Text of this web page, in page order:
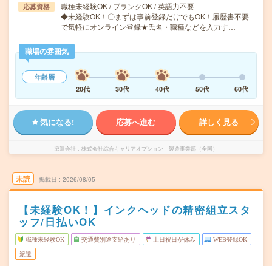
応募資格
職種未経験OK / ブランクOK / 英語力不要
◆未経験OK！〇まずは事前登録だけでもOK！履歴書不要
で気軽にオンライン登録★氏名・職種などを入力す…
職場の雰囲気
年齢層
20代
30代 40代 50代 60代
気になる! 応募へ進む 詳しく見る
派遣会社 株式会社綜合キャリアオプション 製造事業部（全国）
未読 掲載日 2026/08/05
【未経験OK！】インクヘッドの精密組立スタ
ッフ/日払いOK
職種未経験OK 交通費別途支給あり 土日祝日が休み WEB登録OK
派遣